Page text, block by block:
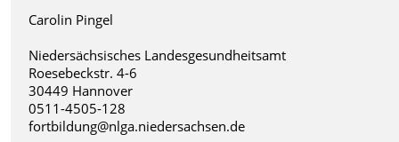
Carolin Pingel
Niedersächsisches Landesgesundheitsamt
Roesebeckstr. 4-6
30449 Hannover
0511-4505-128
fortbildung@nlga.niedersachsen.de